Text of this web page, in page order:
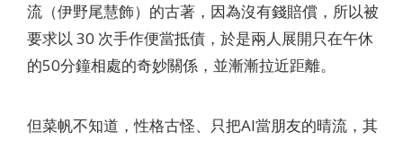
流（伊野尾慧飾）的古著，因為沒有錢賠償，所以被
要求以 30 次手作便當抵債，於是兩人展開只在午休
的50分鐘相處的奇妙關係，並漸漸拉近距離。
但菜帆不知道，性格古怪、只把AI當朋友的晴流，其